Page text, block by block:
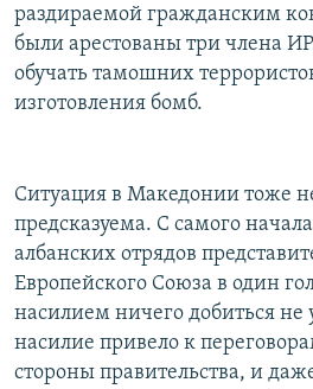
раздираемой гражданским
были арестованы три члена
обучать тамошних
изготовления бомб.
Ситуация в Македонии тоже
предсказуема. С самого
албанских отрядов
Европейского Союза в один
насилием ничего добиться не
насилие привело к
стороны правительства, и